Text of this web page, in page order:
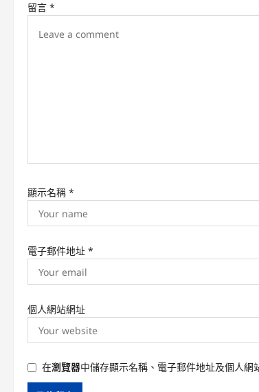
i
n
留言 *
顯示名稱 *
電子郵件地址 *
個人網站網址
在瀏覽器中儲存顯示名稱、電子郵件地址及個人網